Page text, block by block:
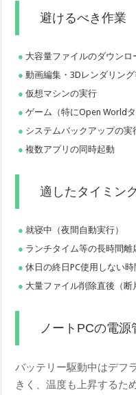
避けるべき作業
大容量ファイルのダウンロ
動画編集・3Dレンダリン
仮想マシンの実行
ゲーム（特にOpen Worldタ
システムバックアップの実
複数アプリの同時起動
適したタイミン
就寝中（夜間自動実行）
ランチタイム等の長時間離
休日の終日PC使用しない時
大量ファイル削除直後（断
ノートPCの電源
バッテリー駆動中はデフ
きく、温度も上昇するた